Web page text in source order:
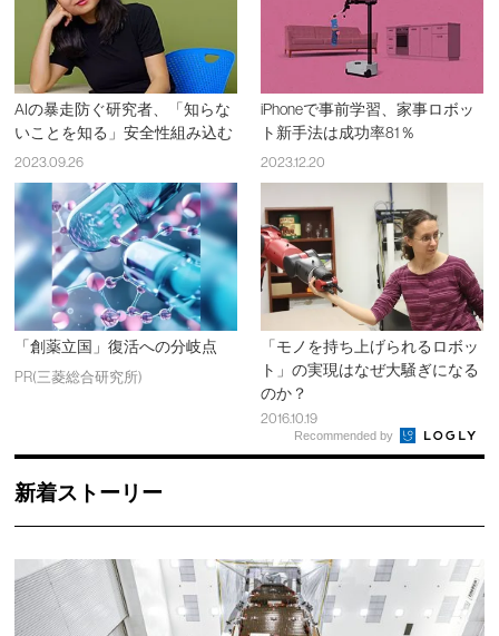
AIの暴走防ぐ研究者、「知らな
いことを知る」安全性組み込む
2023.09.26
iPhoneで事前学習、家事ロボッ
ト新手法は成功率81％
2023.12.20
「創薬立国」復活への分岐点
PR(三菱総合研究所)
「モノを持ち上げられるロボッ
ト」の実現はなぜ大騒ぎになる
のか？
2016.10.19
Recommended by
新着ストーリー